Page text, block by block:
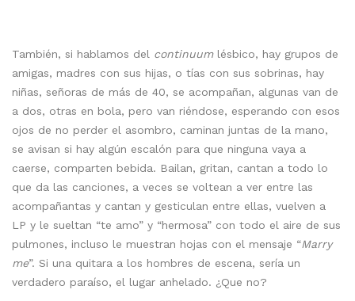
También, si hablamos del continuumlésbico, hay grupos de
amigas, madres con sus hijas, o tías con sus sobrinas, hay
niñas, señoras de más de 40, se acompañan, algunas van de
a dos, otras en bola, pero van riéndose, esperando con esos
ojos de no perder el asombro, caminan juntas de la mano,
se avisan si hay algún escalón para que ninguna vaya a
caerse, comparten bebida. Bailan, gritan, cantan a todo lo
que da las canciones, a veces se voltean a ver entre las
acompañantas y cantan y gesticulan entre ellas, vuelven a
LP y le sueltan “te amo” y “hermosa” con todo el aire de sus
pulmones, incluso le muestran hojas con el mensaje “Marry
me”. Si una quitara a los hombres de escena, sería un
verdadero paraíso, el lugar anhelado. ¿Que no?